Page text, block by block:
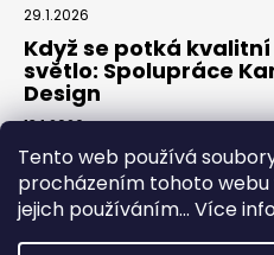
Tento web používá
procházením tohoto webu
jejich používáním... Více
29.1.2026
Když se potká
světlo: Spolupráce
Design
13.1.2026
Facebook